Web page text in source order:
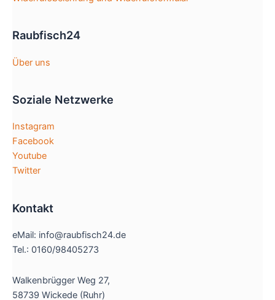
Raubfisch24
Über uns
Soziale Netzwerke
Instagram
Facebook
Youtube
Twitter
Kontakt
eMail: info@raubfisch24.de
Tel.: 0160/98405273
Walkenbrügger Weg 27,
58739 Wickede (Ruhr)